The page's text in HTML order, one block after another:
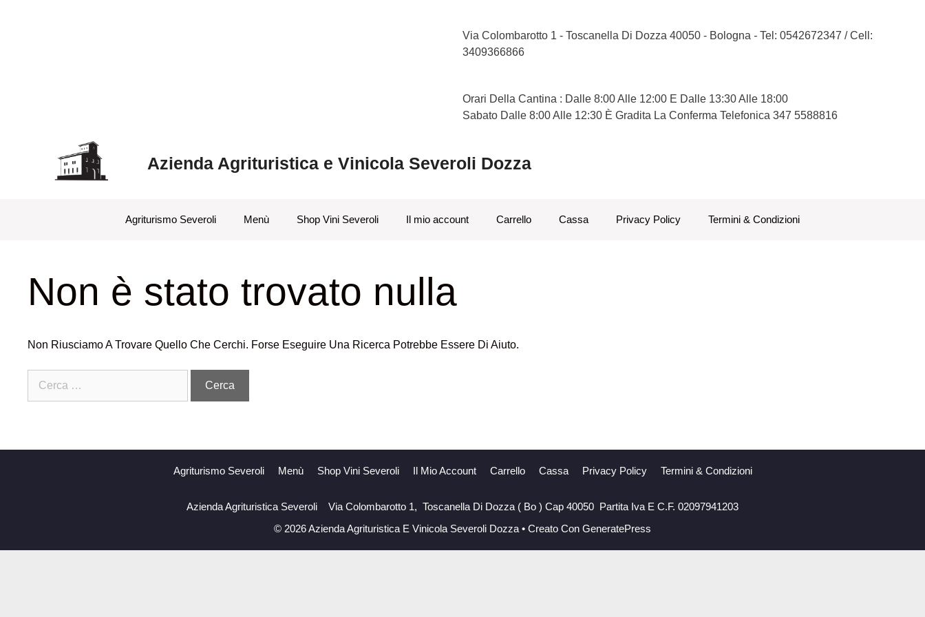
Via Colombarotto 1 - Toscanella Di Dozza 40050 - Bologna - Tel: 0542672347 /Cell:
3409366866
Orari Della Cantina : Dalle 8:00 Alle 12:00 E Dalle 13:30 Alle 18:00
Sabato Dalle 8:00 Alle 12:30 È Gradita La Conferma Telefonica 347 5588816
Azienda Agrituristica e Vinicola Severoli Dozza
Agriturismo Severoli Menù Shop Vini Severoli Il mio account Carrello Cassa Privacy Policy Termini & Condizioni
Non è stato trovato nulla
Non Riusciamo A Trovare Quello Che Cerchi. Forse Eseguire Una Ricerca Potrebbe Essere Di Aiuto.
Agriturismo Severoli Menù Shop Vini Severoli Il Mio Account Carrello Cassa Privacy Policy Termini & Condizioni
Azienda Agrituristica Severoli Via Colombarotto 1, Toscanella Di Dozza ( Bo ) Cap 40050 Partita Iva E C.F. 02097941203
© 2026 Azienda Agrituristica E Vinicola Severoli Dozza • Creato Con GeneratePress